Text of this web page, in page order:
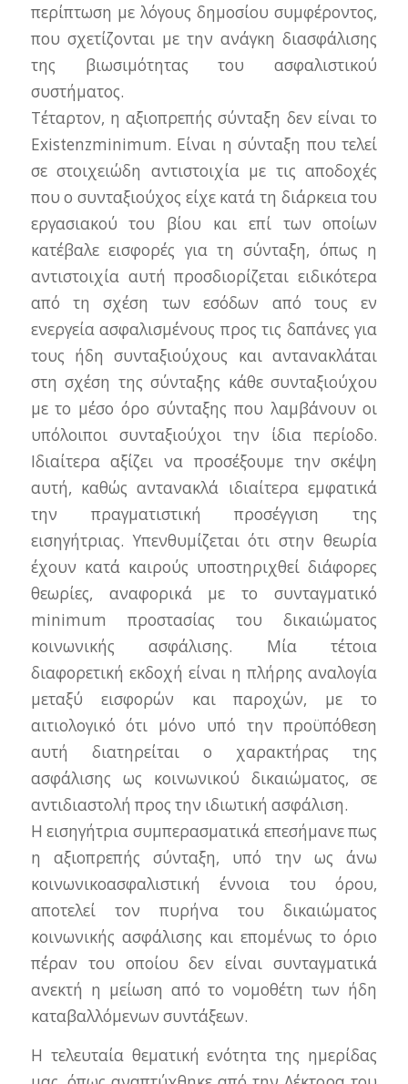
περίπτωση με λόγους δημοσίου συμφέροντος,
που σχετίζονται με την ανάγκη διασφάλισης
της βιωσιμότητας του ασφαλιστικού
συστήματος.
Τέταρτον, η αξιοπρεπής σύνταξη δεν είναι το
Existenzminimum. Είναι η σύνταξη που τελεί
σε στοιχειώδη αντιστοιχία με τις αποδοχές
που ο συνταξιούχος είχε κατά τη διάρκεια του
εργασιακού του βίου και επί των οποίων
κατέβαλε εισφορές για τη σύνταξη, όπως η
αντιστοιχία αυτή προσδιορίζεται ειδικότερα
από τη σχέση των εσόδων από τους εν
ενεργεία ασφαλισμένους προς τις δαπάνες για
τους ήδη συνταξιούχους και αντανακλάται
στη σχέση της σύνταξης κάθε συνταξιούχου
με το μέσο όρο σύνταξης που λαμβάνουν οι
υπόλοιποι συνταξιούχοι την ίδια περίοδο.
Ιδιαίτερα αξίζει να προσέξουμε την σκέψη
αυτή, καθώς αντανακλά ιδιαίτερα εμφατικά
την πραγματιστική προσέγγιση της
εισηγήτριας. Υπενθυμίζεται ότι στην θεωρία
έχουν κατά καιρούς υποστηριχθεί διάφορες
θεωρίες, αναφορικά με το συνταγματικό
minimum προστασίας του δικαιώματος
κοινωνικής ασφάλισης. Μία τέτοια
διαφορετική εκδοχή είναι η πλήρης αναλογία
μεταξύ εισφορών και παροχών, με το
αιτιολογικό ότι μόνο υπό την προϋπόθεση
αυτή διατηρείται ο χαρακτήρας της
ασφάλισης ως κοινωνικού δικαιώματος, σε
αντιδιαστολή προς την ιδιωτική ασφάλιση.
Η εισηγήτρια συμπερασματικά επεσήμανε πως
η αξιοπρεπής σύνταξη, υπό την ως άνω
κοινωνικοασφαλιστική έννοια του όρου,
αποτελεί τον πυρήνα του δικαιώματος
κοινωνικής ασφάλισης και επομένως το όριο
πέραν του οποίου δεν είναι συνταγματικά
ανεκτή η μείωση από το νομοθέτη των ήδη
καταβαλλόμενων συντάξεων.
Η τελευταία θεματική ενότητα της ημερίδας